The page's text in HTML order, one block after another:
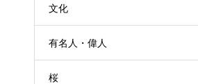
文化
有名人・偉人
桜